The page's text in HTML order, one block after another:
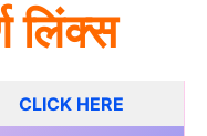
लिंक्स
CLICK HERE